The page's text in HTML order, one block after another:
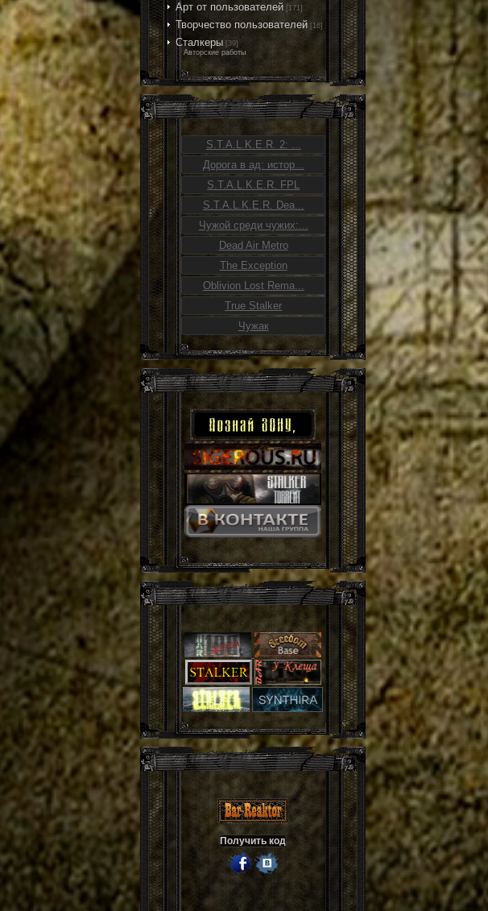
Арт от пользователей [171]
Творчество пользователей [16]
Сталкеры [39]
Авторские работы
S.T.A.L.K.E.R. 2: ...
Дорога в ад: истор...
S.T.A.L.K.E.R. FPL
S.T.A.L.K.E.R. Dea...
Чужой среди чужих:...
Dead Air Metro
The Exception
Oblivion Lost Rema...
True Stalker
Чужак